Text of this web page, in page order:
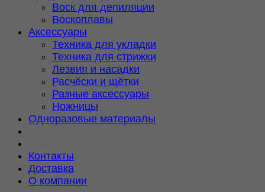
Воск для депиляции
Воскоплавы
Аксессуары
Техника для укладки
Техника для стрижки
Лезвия и насадки
Расчёски и щётки
Разные аксессуары
Ножницы
Одноразовые материалы
Контакты
Доставка
О компании